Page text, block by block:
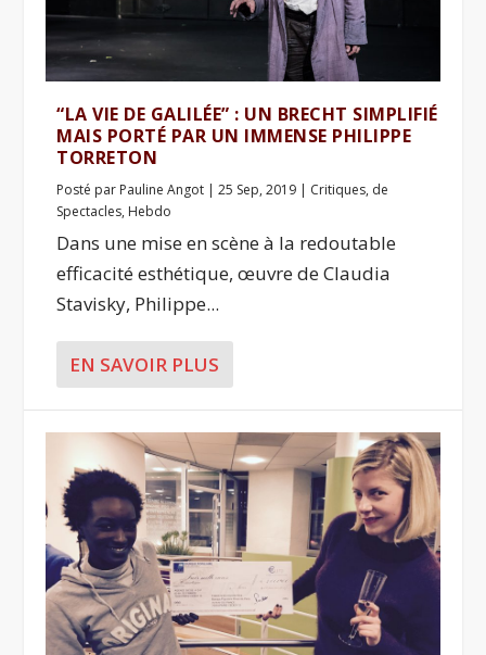
“LA VIE DE GALILÉE” : UN BRECHT SIMPLIFIÉ
MAIS PORTÉ PAR UN IMMENSE PHILIPPE
TORRETON
Posté par Pauline Angot |25 Sep, 2019 | Critiques, de
Spectacles, Hebdo
Dans une mise en scène à la redoutable
efficacité esthétique, œuvre de Claudia
Stavisky, Philippe...
EN SAVOIR PLUS